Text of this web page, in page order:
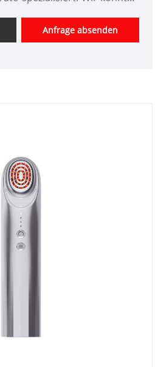
guten Preisvorteil. Wir
Hersteller von
Anfrage absenden